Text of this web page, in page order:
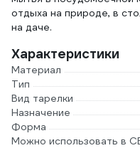
отдыха на природе, в
на даче.
Характеристики
Материал
Тип
Вид тарелки
Назначение
Форма
Можно использовать в